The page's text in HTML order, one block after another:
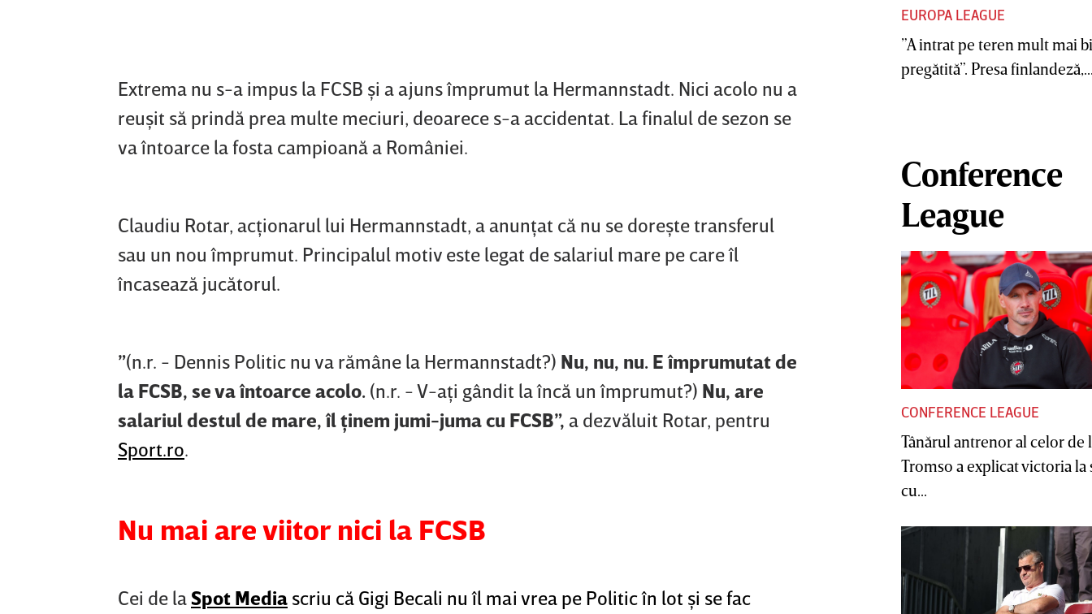
Extrema nu s-a impus la FCSB şi a ajuns împrumut la Hermannstadt. Nici acolo nu a
reuşit să prindă prea multe meciuri, deoarece s-a accidentat. La finalul de sezon se
va întoarce la fosta campioană a României.
Claudiu Rotar, acţionarul lui Hermannstadt, a anunţat că nu se doreşte transferul
sau un nou împrumut. Principalul motiv este legat de salariul mare pe care îl
încasează jucătorul.
”(n.r. - Dennis Politic nu va rămâne la Hermannstadt?) Nu, nu, nu. E împrumutat de
la FCSB, se va întoarce acolo. (n.r. - V-aţi gândit la încă un împrumut?) Nu, are
salariul destul de mare, îl ţinem jumi-juma cu FCSB”, a dezvăluit Rotar, pentru
Sport.ro.
Nu mai are viitor nici la FCSB
Cei de la Spot Media scriu că Gigi Becali nu îl mai vrea pe Politic în lot şi se fac
EUROPA LEAGUE
”A intrat pe teren mult mai
pregătită”. Presa
Conference
League
CONFERENCE LEAGUE
Tânărul antrenor al celor de
Tromso a explicat victoria la
cu...